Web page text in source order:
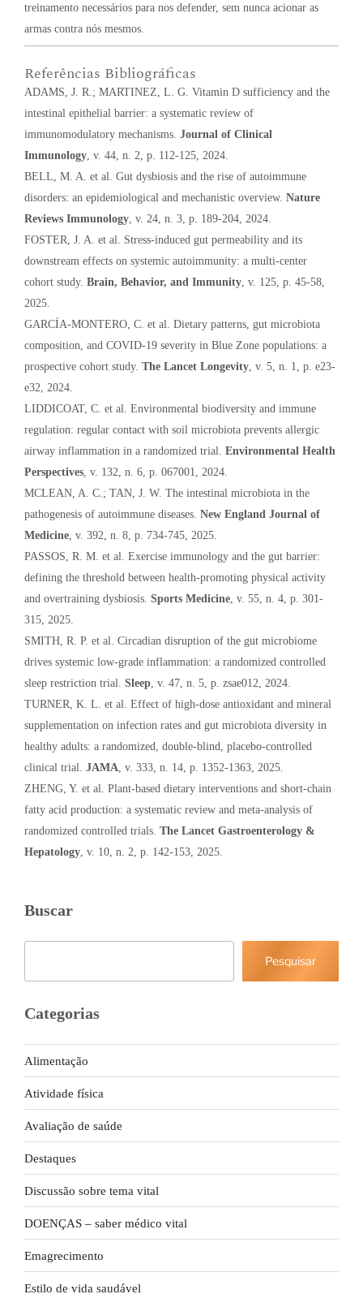
treinamento necessários para nos defender, sem nunca acionar as
armas contra nós mesmos.
Referências Bibliográficas
ADAMS, J. R.; MARTINEZ, L. G. Vitamin D sufficiency and the
intestinal epithelial barrier: a systematic review of
immunomodulatory mechanisms. Journal of Clinical
Immunology , v. 44, n. 2, p. 112-125, 2024.
BELL, M. A. et al. Gut dysbiosis and the rise of autoimmune
disorders: an epidemiological and mechanistic overview. Nature
Reviews Immunology , v. 24, n. 3, p. 189-204, 2024.
FOSTER, J. A. et al. Stress-induced gut permeability and its
downstream effects on systemic autoimmunity: a multi-center
cohort study. Brain, Behavior, and Immunity , v. 125, p. 45-58,
2025.
GARCÍA-MONTERO, C. et al. Dietary patterns, gut microbiota
composition, and COVID-19 severity in Blue Zone populations: a
prospective cohort study. The Lancet Longevity , v. 5, n. 1, p. e23-
e32, 2024.
LIDDICOAT, C. et al. Environmental biodiversity and immune
regulation: regular contact with soil microbiota prevents allergic
airway inflammation in a randomized trial. Environmental Health
Perspectives , v. 132, n. 6, p. 067001, 2024.
MCLEAN, A. C.; TAN, J. W. The intestinal microbiota in the
pathogenesis of autoimmune diseases. New England Journal of
Medicine , v. 392, n. 8, p. 734-745, 2025.
PASSOS, R. M. et al. Exercise immunology and the gut barrier:
defining the threshold between health-promoting physical activity
and overtraining dysbiosis. Sports Medicine , v. 55, n. 4, p. 301-
315, 2025.
SMITH, R. P. et al. Circadian disruption of the gut microbiome
drives systemic low-grade inflammation: a randomized controlled
sleep restriction trial. Sleep , v. 47, n. 5, p. zsae012, 2024.
TURNER, K. L. et al. Effect of high-dose antioxidant and mineral
supplementation on infection rates and gut microbiota diversity in
healthy adults: a randomized, double-blind, placebo-controlled
clinical trial. JAMA , v. 333, n. 14, p. 1352-1363, 2025.
ZHENG, Y. et al. Plant-based dietary interventions and short-chain
fatty acid production: a systematic review and meta-analysis of
randomized controlled trials. The Lancet Gastroenterology &
Hepatology , v. 10, n. 2, p. 142-153, 2025.
Buscar
Pesquisar
Categorias
Alimentação
Atividade física
Avaliação de saúde
Destaques
Discussão sobre tema vital
DOENÇAS – saber médico vital
Emagrecimento
Estilo de vida saudável